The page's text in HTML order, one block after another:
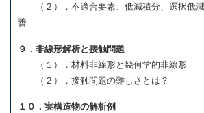
（２）．不適合要素、低減積分、選択低減
善
９．非線形解析と接触問題
（１）．材料非線形と幾何学的非線形
（２）．接触問題の難しさとは？
１０．実構造物の解析例